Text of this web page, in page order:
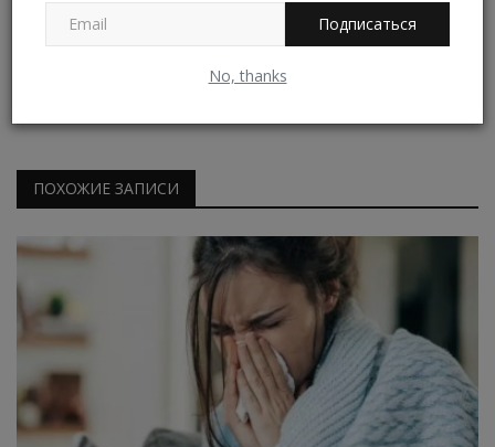
Подписаться
No, thanks
ПОХОЖИЕ ЗАПИСИ